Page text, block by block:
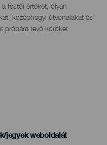
festői értéket, olyan
középhegyi útvonalakat és
próbára tevő köröket
jegyek weboldalát